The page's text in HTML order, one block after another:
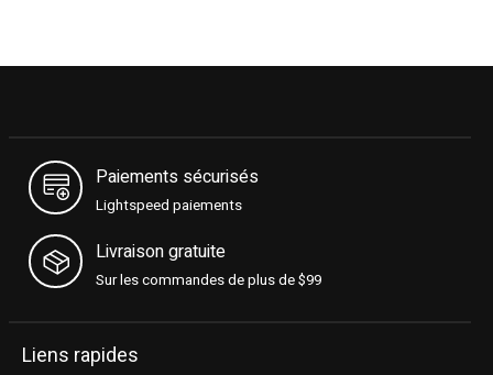
Paiements sécurisés
Lightspeed paiements
Livraison gratuite
Sur les commandes de plus de $99
Liens rapides